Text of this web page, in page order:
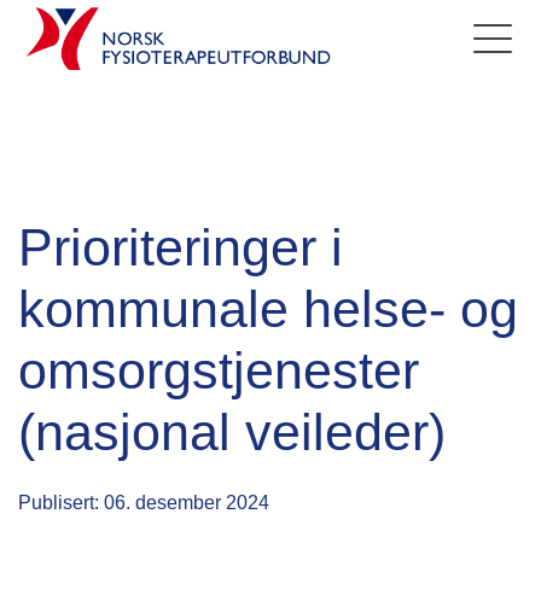
Prioriteringer i
kommunale helse- og
omsorgstjenester
(nasjonal veileder)
Publisert: 06. desember 2024